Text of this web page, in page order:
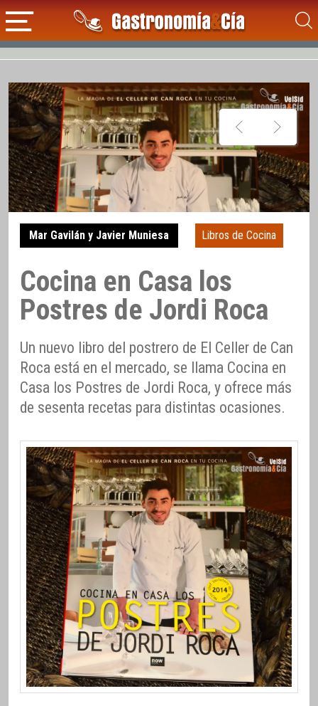
Mar Gavilán y Javier Muniesa Libros de Cocina
Cocina en Casa los
Postres de Jordi Roca
Un nuevo libro del postrero de El Celler de Can
Roca está en el mercado, se llama Cocina en
Casa los Postres de Jordi Roca, y ofrece más
de sesenta recetas para distintas ocasiones.